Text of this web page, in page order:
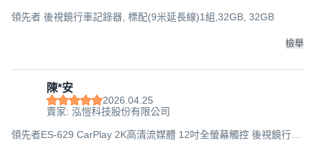
領先者 後視鏡行車記錄器, 標配(9米延長線)1組,32GB, 32GB
檢舉
陳*安
2026.04.25
賣家: 泓愷科技股份有限公司
領先者ES-629 CarPlay 2K高清流媒體 12吋全螢幕觸控 後視鏡行車